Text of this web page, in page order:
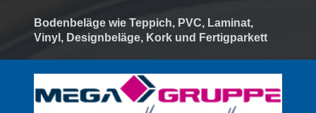
Bodenbeläge wie Teppich, PVC, Laminat,
Vinyl, Designbeläge, Kork und Fertigparkett